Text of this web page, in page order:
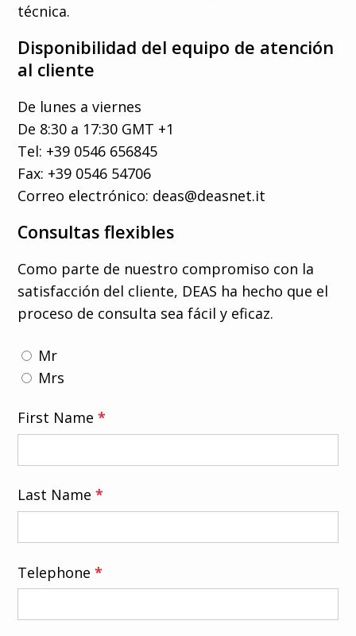
Italiano
Français
English
Deutsch
técnica.
Disponibilidad del equipo de atención
al cliente
De lunes a viernes
De 8:30 a 17:30 GMT +1
Tel: +39 0546 656845
Fax: +39 0546 54706
Correo electrónico: deas@deasnet.it
Consultas flexibles
Como parte de nuestro compromiso con la
satisfacción del cliente, DEAS ha hecho que el
proceso de consulta sea fácil y eficaz.
Mr
Mrs
First Name*
Last Name*
Telephone*